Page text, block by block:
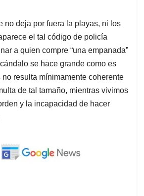
no deja por fuera la playas, ni los
el tal código de policía
a quien compre “una empanada”
se hace grande como es
resulta mínimamente coherente
de tal tamaño, mientras vivimos
y la incapacidad de hacer